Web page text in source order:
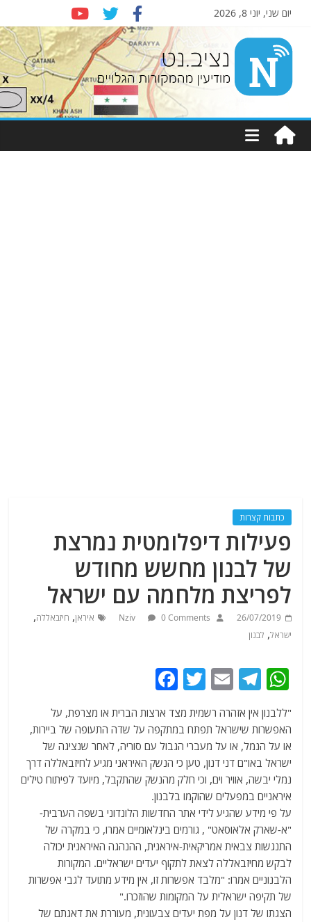
יום שני, יוני 8, 2026
Nziv.net
מודיעין
מהמקורות
כתבות קצרות
פעילות דיפלומטית נמרצת
של לבנון מחשש מחודש
לפריצת מלחמה עם ישראל
26/07/2019
Nziv 0 Comments איראן, חיזבאללה,
ישראל, לבנון
W
at
s
A
p
p
T
e
g
ra
m
E
ai
l
T
itt
er
c
e
b
o
o
k
"ללבנון אין אזהרה רשמית מצד ארצות הברית או מצרפת, על
האפשרות שישראל תפתח במתקפה על שדה התעופה של ביירות,
או על הנמל, או על מעברי הגבול עם סוריה, לאחר שנציגה של
ישראל באו"ם דני דנון, טען כי הנשק האיראני מגיע לחיזבאללה דרך
נמלי יבשה, אוויר וים, וכי חלק מהנשק שהתקבל, מיועד לפיתוח טילים
איראניים במפעלים שהוקמו בלבנון.
על פי מידע שהגיע לידי אתר החדשות הלונדוני בשפה הערבית-
"א-שארק אלאוסאט" , גורמים בינלאומיים אמרו, כי במקרה של
התנגשות צבאית אמריקאית-איראנית, ההנהגה האיראנית יכולה
לבקש מחיזבאללה לצאת לתקוף יעדים ישראליים. המקורות
הלבנוניים אמרו: "מלבד אפשרות זו, אין מידע מתועד לגבי אפשרות
של תקיפה ישראלית על המקומות שהוזכרו."
הצגתו של דנון על מפת יעדים צבעונית, מעוררת את דאגתם של